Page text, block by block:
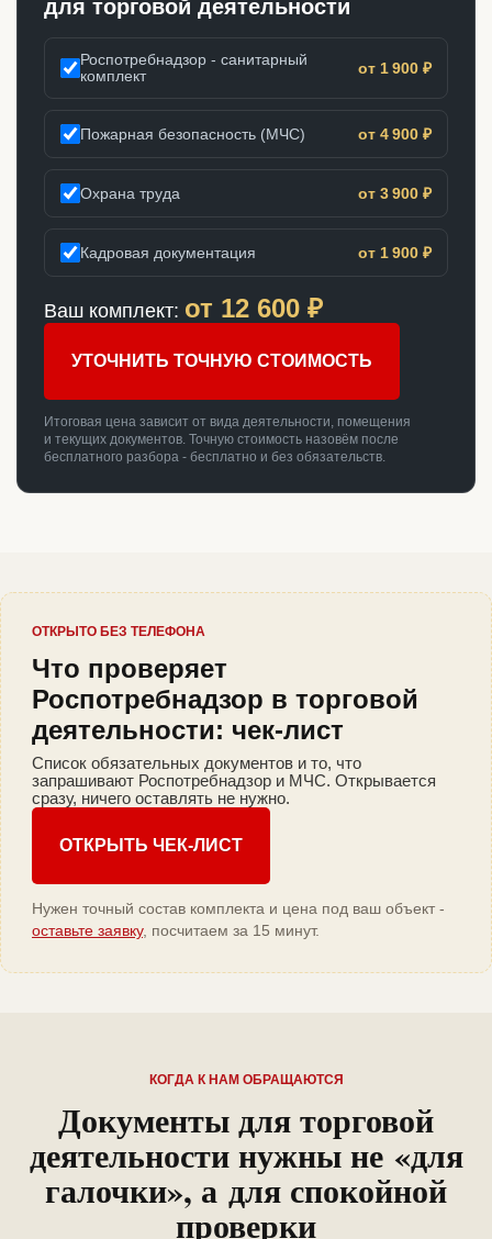
для торговой деятельности
Роспотребнадзор - санитарный
комплект
от 1 900 ₽
Пожарная безопасность (МЧС) от 4 900 ₽
Охрана труда от 3 900 ₽
Кадровая документация от 1 900 ₽
Ваш комплект: от 12 600 ₽
УТОЧНИТЬ ТОЧНУЮ СТОИМОСТЬ
Итоговая цена зависит от вида деятельности, помещения
и текущих документов. Точную стоимость назовём после
бесплатного разбора - бесплатно и без обязательств.
ОТКРЫТО БЕЗ ТЕЛЕФОНА
Что проверяет
Роспотребнадзор в торговой
деятельности: чек-лист
Список обязательных документов и то, что
запрашивают Роспотребнадзор и МЧС. Открывается
сразу, ничего оставлять не нужно.
ОТКРЫТЬ ЧЕК-ЛИСТ
Нужен точный состав комплекта и цена под ваш объект -
оставьте заявку, посчитаем за 15 минут.
КОГДА К НАМ ОБРАЩАЮТСЯ
Документы для торговой
деятельности нужны не «для
галочки», а для спокойной
проверки